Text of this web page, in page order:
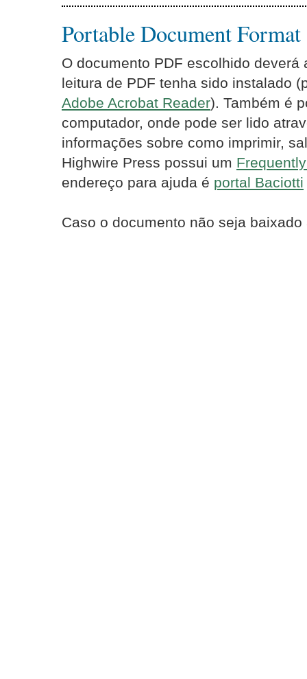
Portable Document
O documento PDF escolhido
leitura de PDF tenha sido instalado
Adobe Acrobat Reader). Também é
computador, onde pode ser lido
informações sobre como imprimir,
Highwire Press possui um
endereço para ajuda é portal Baciotti
Caso o documento não seja